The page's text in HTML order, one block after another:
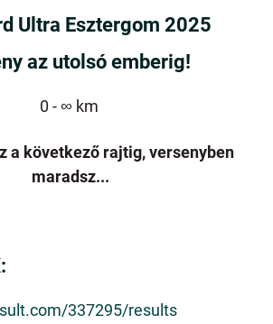
Ultra Esztergom 2025
az utolsó emberig!
0 - ∞ km
a következő rajtig, versenyben
maradsz...
337295/results